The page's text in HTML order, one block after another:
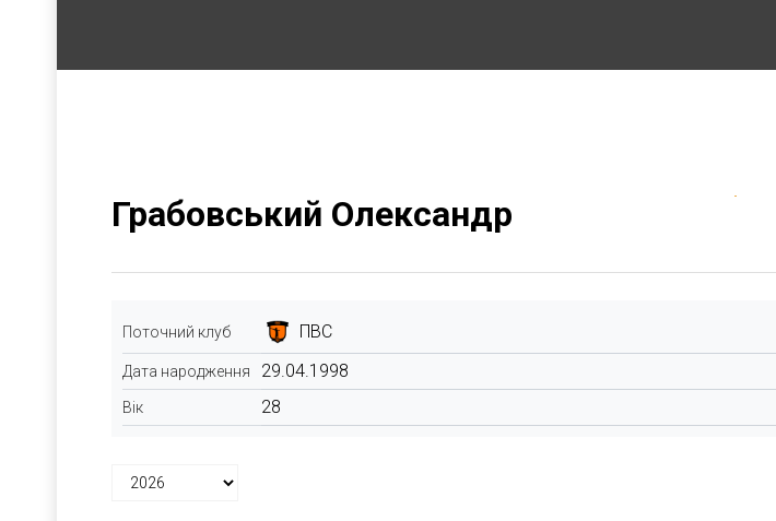
Грабовський Олександр
Поточний клуб ПВС
Дата народження 29.04.1998
Вік 28